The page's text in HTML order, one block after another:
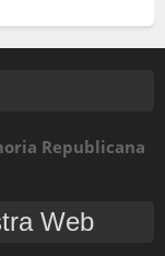
Republicana
Web